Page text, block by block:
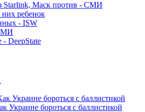
Starlink, Маск против - СМИ
ребенок
- ISW
- DeepState
Украине бороться с баллистикой